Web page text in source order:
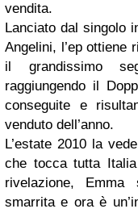
vendita.
Lanciato dal singolo
Angelini, l’ep ottiene
il grandissimo
raggiungendo il
conseguite e
venduto dell’anno.
L’estate 2010 la
che tocca tutta
rivelazione,
smarrita e ora è